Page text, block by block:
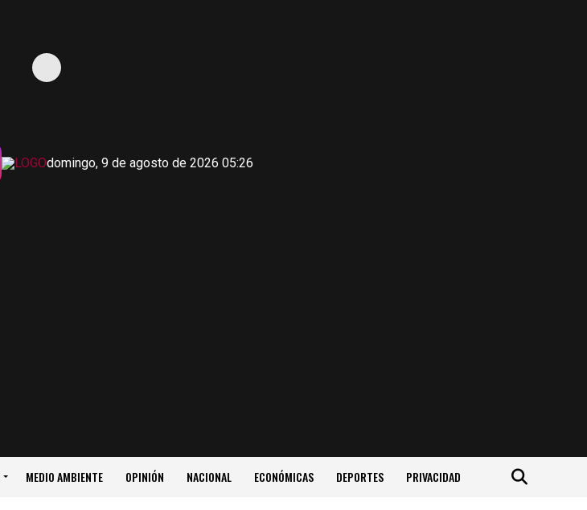
domingo, 9 de agosto de 2026 05:26
MEDIO AMBIENTE OPINIÓN NACIONAL ECONÓMICAS DEPORTES PRIVACIDAD